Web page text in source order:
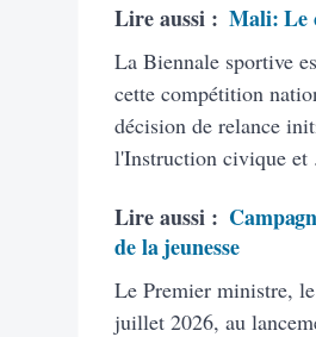
Lire aussi : Mali: Le
La Biennale sportive
cette compétition
décision de relance
l'Instruction civique et .
Lire aussi :
de la jeunesse
Le Premier ministre,
juillet 2026, au